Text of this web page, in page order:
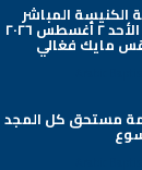
الكنيسة المباشر
يوم الأحد ٢ أغسطس ٢٠٢٦
مايك فغالي
مستحق كل المجد